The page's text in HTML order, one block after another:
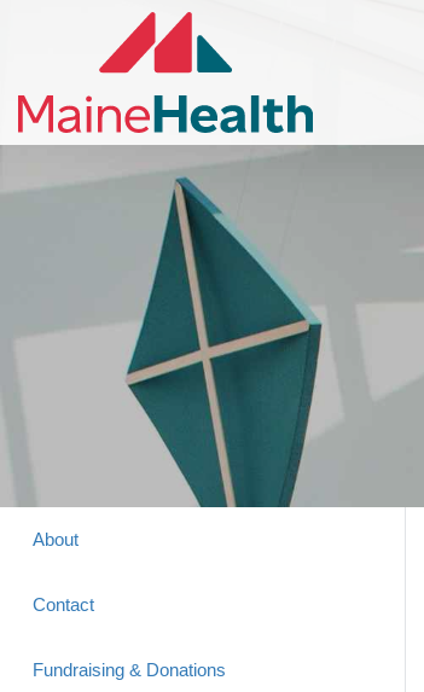
About
Contact
Fundraising & Donations